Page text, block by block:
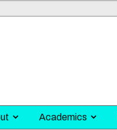
Academics